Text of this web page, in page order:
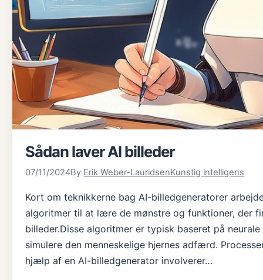
Sådan laver AI billeder
07/11/2024By Erik Weber-LauridsenKunstig intelligens
Kort om teknikkerne bag AI-billedgeneratorer
algoritmer til at lære de mønstre og funktioner, der
billeder.Disse algoritmer er typisk baseret på
simulere den menneskelige hjernes adfærd.
hjælp af en AI-billedgenerator involverer…